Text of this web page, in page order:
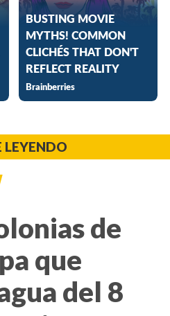
LEYENDO
de
que
del 8